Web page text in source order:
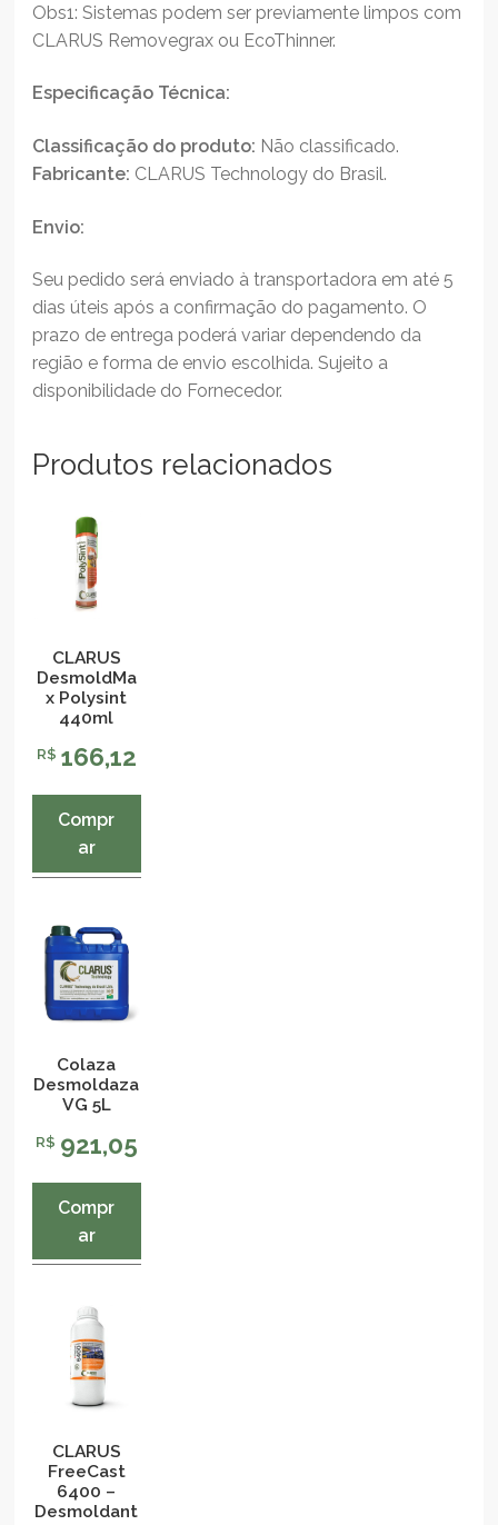
Obs1: Sistemas podem ser previamente limpos com
CLARUS Removegrax ou EcoThinner.
Especificação Técnica:
Classificação do produto: Não classificado.
Fabricante: CLARUS Technology do Brasil.
Envio:
Seu pedido será enviado à transportadora em até 5
dias úteis após a confirmação do pagamento. O
prazo de entrega poderá variar dependendo da
região e forma de envio escolhida. Sujeito a
disponibilidade do Fornecedor.
Produtos relacionados
CLARUS
DesmoldMa
x Polysint
440ml
R$ 166,12
Compr
ar
Colaza
Desmoldaza
VG 5L
R$ 921,05
Compr
ar
CLARUS
FreeCast
6400 –
Desmoldant